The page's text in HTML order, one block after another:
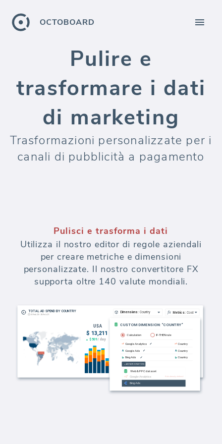
OCTOBOARD
Pulire e
trasformare i dati
di marketing
Trasformazioni personalizzate per i
canali di pubblicità a pagamento
Impressioni, Clic, Ricavi automaticamente
mappati tra Google Analytics e i tuoi
sistemi di pubblicità a pagamento.